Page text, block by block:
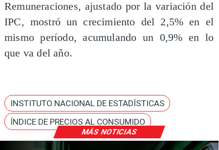
MÁS NOTICIAS
Remuneraciones, ajustado por la variación del
IPC, mostró un crecimiento del 2,5% en el
mismo período, acumulando un 0,9% en lo
que va del año.
INSTITUTO NACIONAL DE ESTADÍSTICAS
ÍNDICE DE PRECIOS AL CONSUMIDO